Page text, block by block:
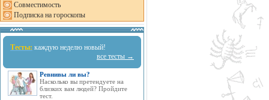
Совместимость
Подписка на гороскопы
Тесты: каждую неделю новый!
все тесты →
Ревнивы ли вы?
Насколько вы претендуете на
близких вам людей? Пройдите
тест.